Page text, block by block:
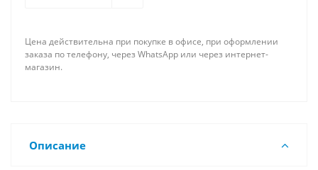
Цена действительна при покупке в офисе, при оформлении
заказа по телефону, через WhatsApp или через интернет-
магазин.
Описание